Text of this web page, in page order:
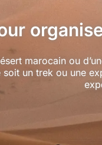
marocain ou
un trek ou une